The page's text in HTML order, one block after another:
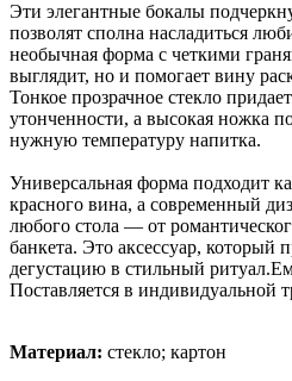
Эти элегантные бокалы
позволят сполна насладиться
необычная форма с четкими
выглядит, но и помогает вину
Тонкое прозрачное стекло
утонченности, а высокая ножка
нужную температуру напитка.
Универсальная форма подходит
красного вина, а современный
любого стола — от
банкета. Это аксессуар, который
дегустацию в стильный
Поставляется в индивидуальной
Материал: стекло; картон